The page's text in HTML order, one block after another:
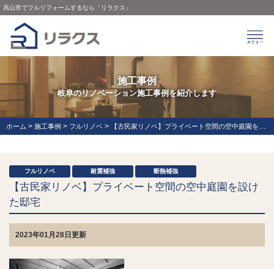
高山市でフルリフォームするなら「リラクス」
施工事例
岐阜のリノベーション施工事例を紹介します
ホーム > 施工事例 > フルリノベ > 【古民家リノベ】プライベート空間の空中庭園を設けた邸宅
フルリノベ 耐震補強 断熱補強
【古民家リノベ】プライベート空間の空中庭園を設け
た邸宅
2023年01月28日更新